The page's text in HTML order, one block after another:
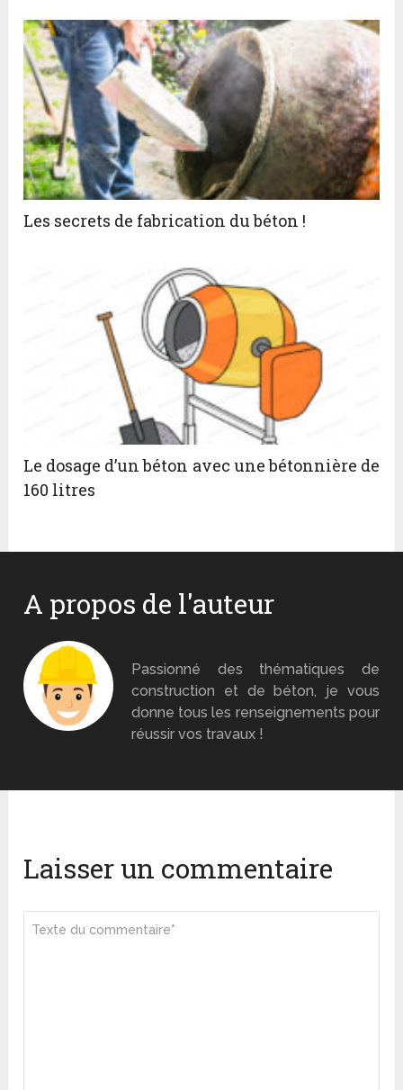
Les secrets de fabrication du béton !
Le dosage d’un béton avec une bétonnière de
160 litres
A propos de l'auteur
Passionné des thématiques de
construction et de béton, je vous
donne tous les renseignements pour
réussir vos travaux !
Laisser un commentaire